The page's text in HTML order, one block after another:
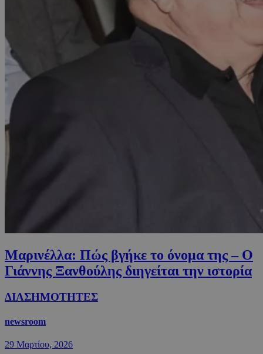
Μαρινέλλα: Πώς βγήκε το όνομα της – Ο
Γιάννης Ξανθούλης διηγείται την ιστορία
ΔΙΑΣΗΜΟΤΗΤΕΣ
newsroom
29 Μαρτίου, 2026